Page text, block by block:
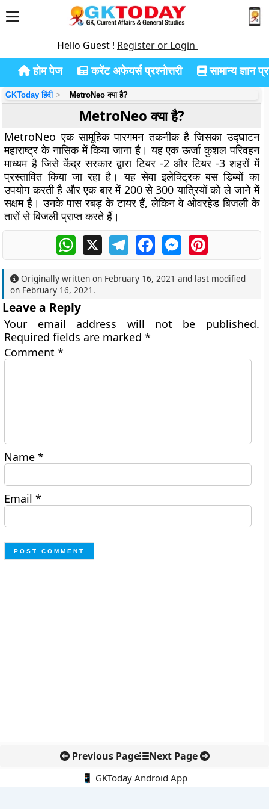
Hello Guest ! Register or Login
होम पेज करेंट अफेयर्स प्रश्नोत्तरी सामान्य ज्ञान
GKToday हिंदी MetroNeo क्या है?
MetroNeo क्या है?
MetroNeo एक सामूहिक पारगमन तकनीक है जिसका उद्घाटन
महाराष्ट्र के नासिक में किया जाना है। यह एक ऊर्जा कुशल परिवहन
माध्यम है जिसे केंद्र सरकार द्वारा टियर -2 और टियर -3 शहरों में
प्रस्तावित किया जा रहा है। यह सेवा इलेक्ट्रिक बस डिब्बों का
उपयोग करती है और एक बार में 200 से 300 यात्रियों को ले जाने में
सक्षम है। उनके पास रबड़ के टायर हैं, लेकिन वे ओवरहेड बिजली के
तारों से बिजली प्राप्त करते हैं।
WhatsApp
X TelegramFacebookMessengerPinterest
Originally written on February 16, 2021 and last modified
on February 16, 2021 .
Leave a Reply
Your email address will not be published.
Required fields are marked*
Comment*
Name*
Email*
Previous Page Next Page
📱 GKToday Android App